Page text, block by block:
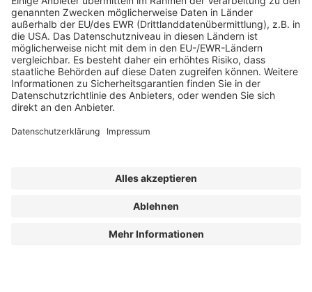
Abonnement anfordern|Abo kündigen |
Werben bei uns
Internationales"?
|Datenschutz